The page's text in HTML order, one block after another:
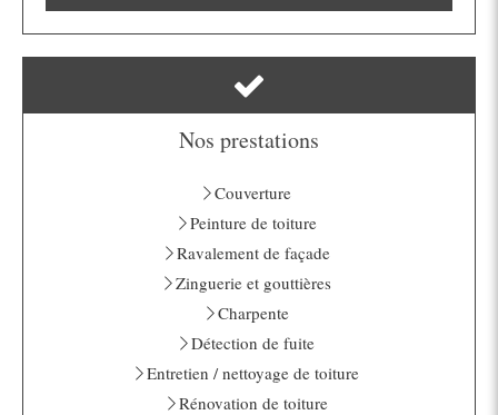
Nos prestations
Couverture
Peinture de toiture
Ravalement de façade
Zinguerie et gouttières
Charpente
Détection de fuite
Entretien / nettoyage de toiture
Rénovation de toiture